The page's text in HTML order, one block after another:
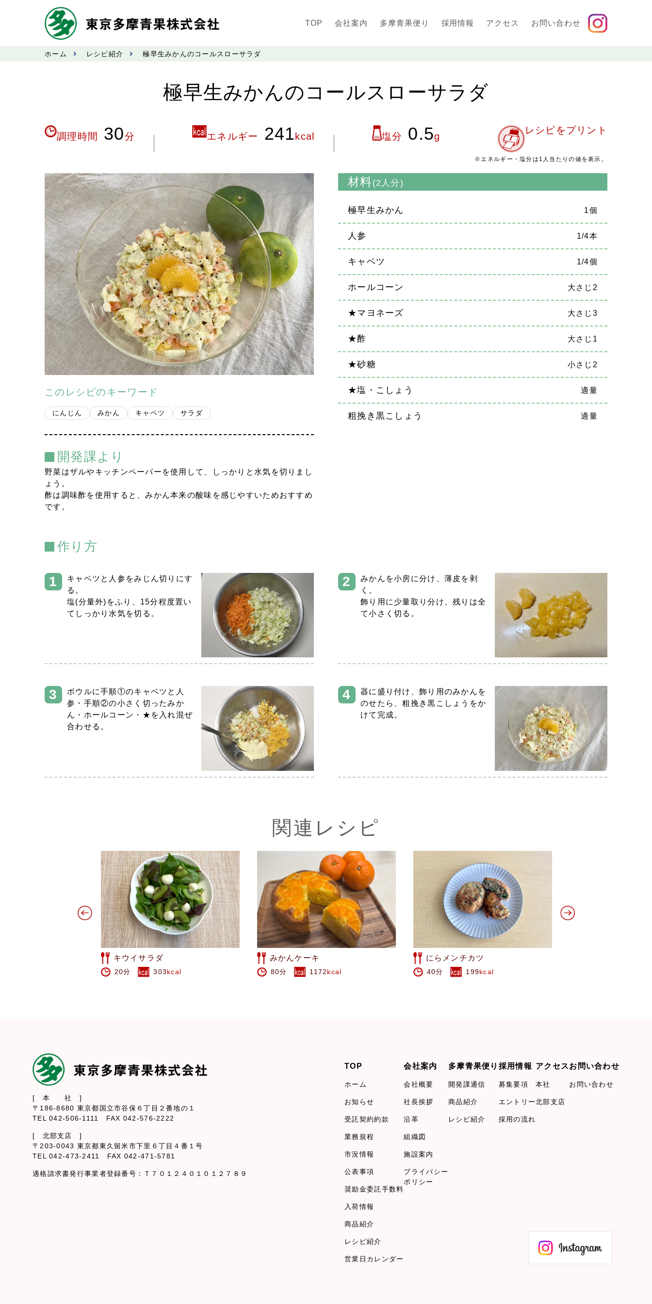
TOP 会社案内 多摩青果便り 採用情報 アクセス お問い合わせ
ホーム レシピ紹介 極早生みかんのコールスローサラダ
極早生みかんのコールスローサラダ
調理時間 30分 エネルギー 241 kcal 塩分 0.5g
レシピをプリント
※エネルギー・塩分は1人当たりの値を表示。
このレシピのキーワード
にんじん みかん キャベツ サラダ
開発課より
野菜はザルやキッチンペーパーを使用して、しっかりと水気を切りまし
ょう。
酢は調味酢を使用すると、みかん本来の酸味を感じやすいためおすすめ
です。
材料 (2人分)
極早生みかん 1個
人参 1/4本
キャベツ 1/4個
ホールコーン 大さじ2
★マヨネーズ 大さじ3
★酢 大さじ1
★砂糖 小さじ2
★塩・こしょう 適量
粗挽き黒こしょう 適量
作り方
キャベツと人参をみじん切りにす
る。
塩(分量外)をふり、15分程度置い
てしっかり水気を切る。
みかんを小房に分け、薄皮を剥
く。
飾り用に少量取り分け、残りは全
て小さく切る。
ボウルに手順①のキャベツと人
参・手順②の小さく切ったみか
ん・ホールコーン・★を入れ混ぜ
合わせる。
器に盛り付け、飾り用のみかんを
のせたら、粗挽き黒こしょうをか
けて完成。
関連レシピ
みかんケーキ
80分 1172kcal
にらメンチカツ
40分 199kcal
芽キャベツの和風パスタ
30分 246kcal
[ 本 社 ]
〒186-8680 東京都国立市谷保６丁目２番地の１
TEL 042-506-1111 FAX 042-576-2222
[ 北部支店 ]
〒203-0043 東京都東久留米市下里６丁目４番１号
TEL 042-473-2411 FAX 042-471-5781
適格請求書発行事業者登録番号：Ｔ７０１２４０１０１２７８９
TOP
ホーム
お知らせ
受託契約約款
業務規程
市況情報
公表事項
奨励金委託手数料
入荷情報
商品紹介
レシピ紹介
営業日カレンダー
会社案内
会社概要
社長挨拶
沿革
組織図
施設案内
プライバシー
ポリシー
多摩青果便り
開発課通信
商品紹介
レシピ紹介
採用情報
募集要項
エントリー
採用の流れ
アクセス
本社
北部支店
お問い合わせ
お問い合わせ